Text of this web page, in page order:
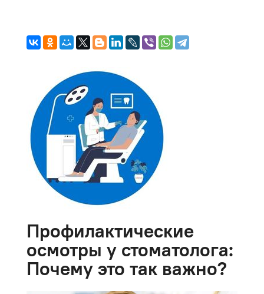
Профилактические
осмотры у стоматолога:
Почему это так важно?